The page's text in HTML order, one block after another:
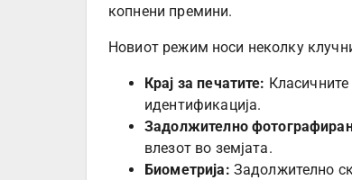
копнени премини.
Новиот режим носи неколку
Крај за печатите:
идентификација.
Задолжително
влезот во земјата.
Биометрија: Задолжително